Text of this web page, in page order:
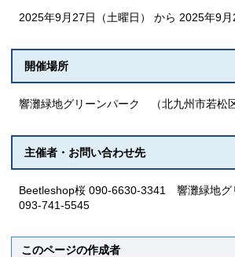
2025年9月27日（土曜日） から 2025年9月
開催場所
響灘緑地グリーンパーク （北九州市若松
主催者・お問い合わせ先
Beetleshop桜 090-6630-3341 響灘緑地
093-741-5545
このページの作成者